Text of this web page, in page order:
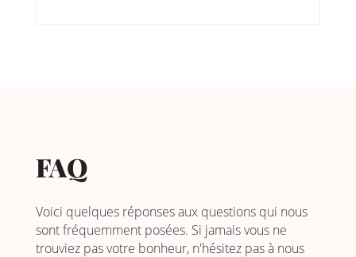
FAQ
Voici quelques réponses aux questions qui nous
sont fréquemment posées. Si jamais vous ne
trouviez pas votre bonheur, n'hésitez pas à nous